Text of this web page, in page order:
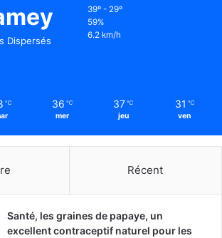
Dispersés
39º - 29º
59%
6.2 km/h
℃ 36 ℃
mer
37 ℃
jeu
31 ℃
ven
Récent
Santé, les graines de papaye, un
excellent contraceptif naturel pour les